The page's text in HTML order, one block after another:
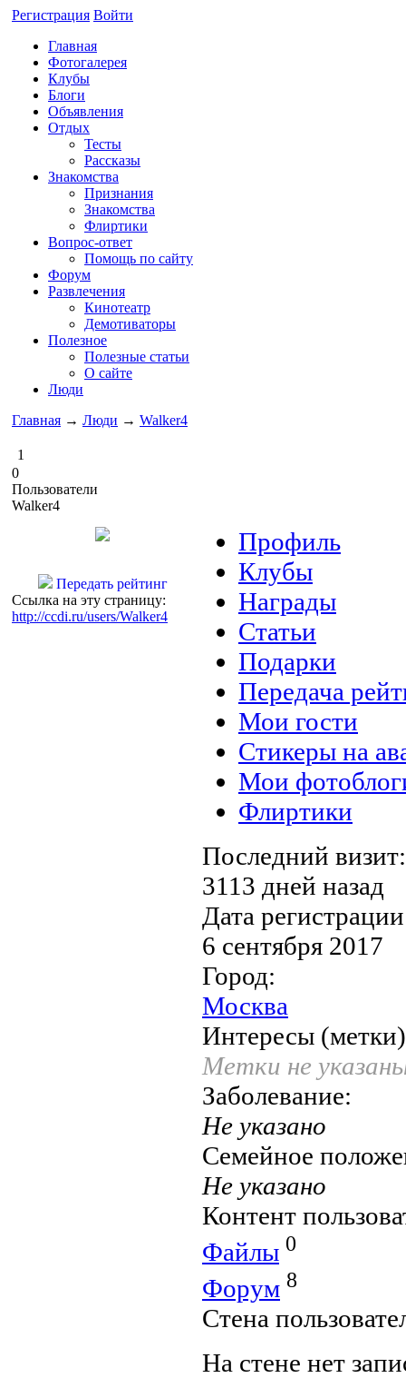
Регистрация Войти
Главная
Фотогалерея
Клубы
Блоги
Объявления
Отдых
Тесты
Рассказы
Знакомства
Признания
Знакомства
Флиртики
Вопрос-ответ
Помощь по сайту
Форум
Развлечения
Кинотеатр
Демотиваторы
Полезное
Полезные статьи
О сайте
Люди
Главная → Люди → Walker4
1
0
Пользователи
Walker4
Передать рейтинг
Ссылка на эту страницу:
http://ccdi.ru/users/Walker4
Профиль
Клубы
Награды
Статьи
Подарки
Передача
Мои гости
Стикеры на
Мои
Флиртики
Последний визит:
3113 дней назад
Дата
6 сентября 2017
Город:
Москва
Интересы
Метки не
Заболевание:
Не указано
Семейное
Не указано
Контент
Файлы 0
Форум 8
Стена
На стене нет